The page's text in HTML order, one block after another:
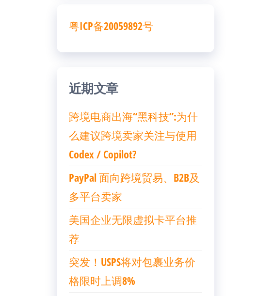
粤ICP备20059892号
近期文章
跨境电商出海“黑科技”:为什
么建议跨境卖家关注与使用
Codex / Copilot?
PayPal 面向跨境贸易、B2B及
多平台卖家
美国企业无限虚拟卡平台推
荐
突发！USPS将对包裹业务价
格限时上调8%